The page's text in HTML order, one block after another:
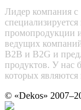
Лидер компания
промопродукции
ведущих
B2B и B2G и
продуктов. У нас
которых
© «Dekos»